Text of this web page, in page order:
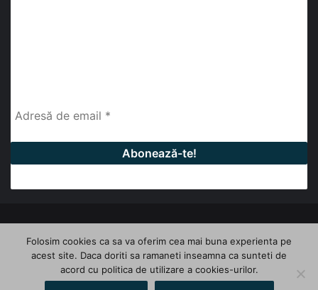
FacebookLinkedInYouTube
Folosim cookies ca sa va oferim cea mai buna experienta pe
acest site. Daca doriti sa ramaneti inseamna ca sunteti de
acord cu politica de utilizare a cookies-urilor.